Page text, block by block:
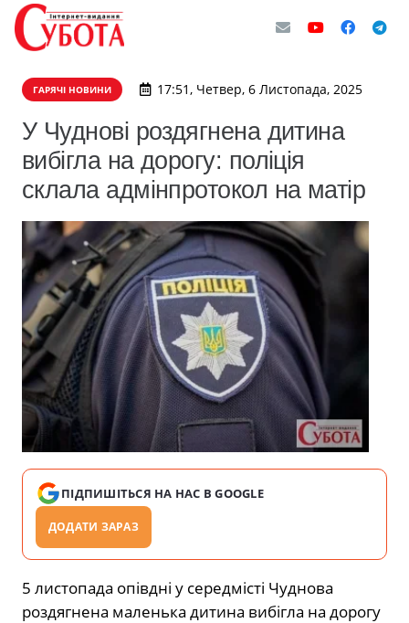
ГАРЯЧІ НОВИНИ 17:51, Четвер, 6 Листопада, 2025
У Чуднові роздягнена дитина
вибігла на дорогу: поліція
склала адмінпротокол на матір
ПІДПИШІТЬСЯ НА НАС В GOOGLE
ДОДАТИ ЗАРАЗ
5 листопада опівдні у середмісті Чуднова
роздягнена маленька дитина вибігла на дорогу